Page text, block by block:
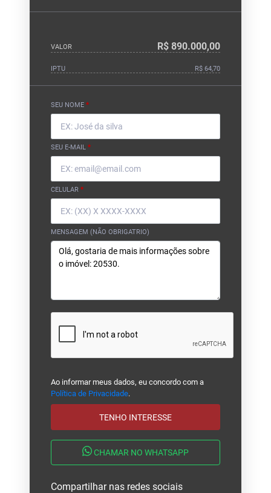
VALOR R$ 890.000,00
IPTU R$ 64,70
SEU NOME *
SEU E-MAIL *
CELULAR *
MENSAGEM (NÃO OBRIGATRIO)
Ao informar meus dados, eu concordo com a
Política de Privacidade.
TENHO INTERESSE
CHAMAR NO WHATSAPP
Compartilhar nas redes sociais